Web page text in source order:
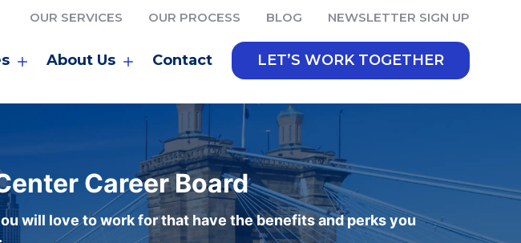
OUR SERVICES OUR PROCESS BLOG NEWSLETTER SIGN UP
About Us Contact LET’S WORK TOGETHER
Career Board
will love to work for that have the benefits and perks you